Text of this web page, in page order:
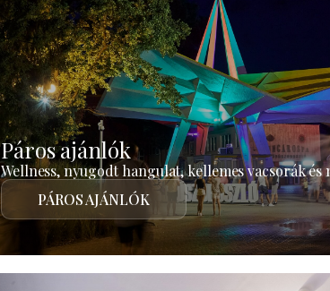
Páros ajánlók
Wellness, nyugodt hangulat, kellemes vacsorák és
PÁROS AJÁNLÓK